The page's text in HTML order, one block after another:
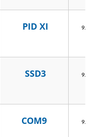
PID XI 9/4/
SSD3 9/4/
COM9 9/4/